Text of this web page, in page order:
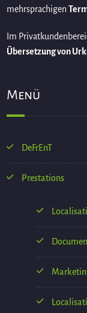
mehrsprachigen
Im
Übersetzung von
Menü
DeFrEnT
Prestations